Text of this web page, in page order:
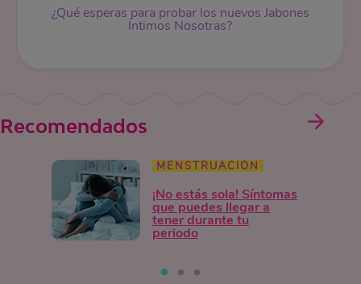
¿Qué esperas para probar los nuevos Jabones
Íntimos Nosotras?
Recomendados
MENSTRUACIÓN
¡No estás sola! Síntomas
que puedes llegar a
tener durante tu
periodo